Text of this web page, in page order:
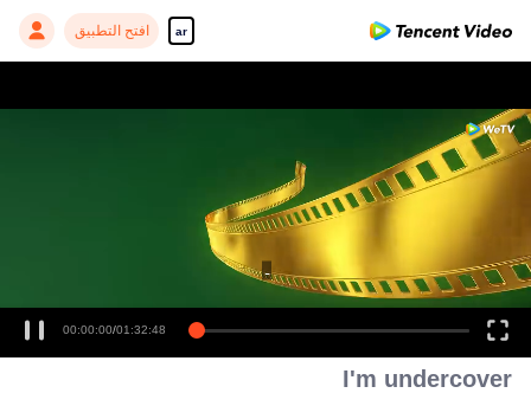
ar افتح التطبيق
00:00:00/01:32:48
ـ
I'm undercover